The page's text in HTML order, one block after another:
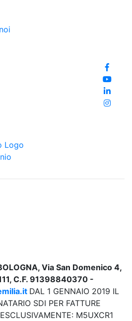
Logo
Via San Domenico 4,
C.F. 91398840370 -
DAL 1 GENNAIO 2019 IL
SDI PER FATTURE
M5UXCR1